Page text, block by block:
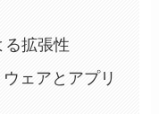
る拡張性
ェアとアプリ